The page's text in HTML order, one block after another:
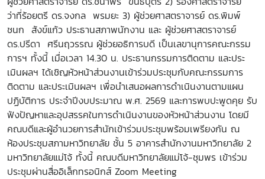
ว่าที่ร้อยตรี ดร.จงกล พรมยะ 3) ผู้ช่วยศาสตราจารย์ ดร.พิมพ์
ชนก สังข์แก้ว ประธานสภาพนักงาน และ ผู้ช่วยศาสตราจารย์
ดร.ปรีดา ศรีนฤวรรณ ผู้ช่วยอธิการบดี เป็นเลขานุการคณะกรรม
การฯ ทั้งนี้ เมื่อเวลา 14.30 น. ประธานกรรมการติดตาม และประ
เมินผลฯ ได้เชิญหัวหน้าส่วนงานเข้าร่วมประชุมกับคณะกรรมการ
ติดตาม และประเมินผลฯ เพื่อนำเสนอผลการดำเนินงานตามแผน
ปฏิบัติการ ประจำปีงบประมาณ พ.ศ. 2569 และการพบปะพูดคุย รับ
ฟังปัญหาและอุปสรรคในการดำเนินงานของหัวหน้าส่วนงาน โดยมี
คณบดีและผู้อำนวยการสำนักเข้าร่วมประชุมพร้อมเพรียงกัน ณ
ห้องประชุมสภามหาวิทยาลัย ชั้น 5 อาคารสำนักงานมหาวิทยาลัย 2
มหาวิทยาลัยแม่โจ้ ทั้งนี้ คณบดีมหาวิทยาลัยแม่โจ้-ชุมพร เข้าร่วม
ประชุมผ่านสื่ออิเล็กทรอนิกส์ Zoom Meeting